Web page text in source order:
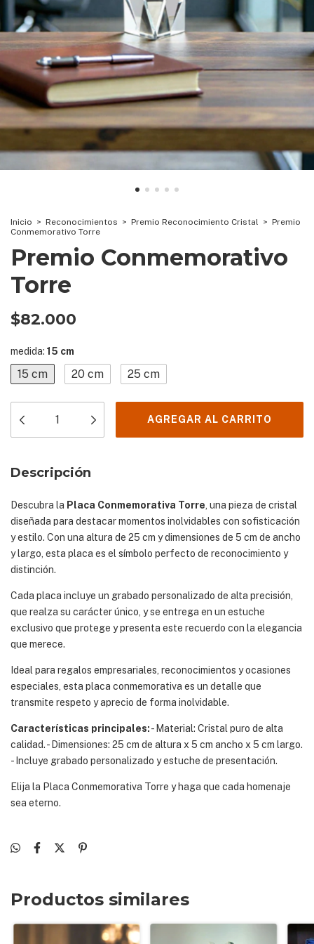
Inicio > Reconocimientos > Premio Reconocimiento Cristal > Premio
Conmemorativo Torre
Premio Conmemorativo
Torre
$82.000
medida: 15 cm
15 cm 20 cm 25 cm
Descripción
Descubra la Placa Conmemorativa Torre , una pieza de cristal
diseñada para destacar momentos inolvidables con sofisticación
y estilo. Con una altura de 25 cm y dimensiones de 5 cm de ancho
y largo, esta placa es el símbolo perfecto de reconocimiento y
distinción.
Cada placa incluye un grabado personalizado de alta precisión,
que realza su carácter único, y se entrega en un estuche
exclusivo que protege y presenta este recuerdo con la elegancia
que merece.
Ideal para regalos empresariales, reconocimientos y ocasiones
especiales, esta placa conmemorativa es un detalle que
transmite respeto y aprecio de forma inolvidable.
Características principales:- Material: Cristal puro de alta
calidad. - Dimensiones: 25 cm de altura x 5 cm ancho x 5 cm largo.
- Incluye grabado personalizado y estuche de presentación.
Elija la Placa Conmemorativa Torre y haga que cada homenaje
sea eterno.
Productos similares